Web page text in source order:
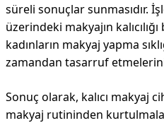
süreli sonuçlar sunmasıdır.
üzerindeki makyajın
kadınların makyaj yapma
zamandan tasarruf
Sonuç olarak, kalıcı makyaj
makyaj rutininden